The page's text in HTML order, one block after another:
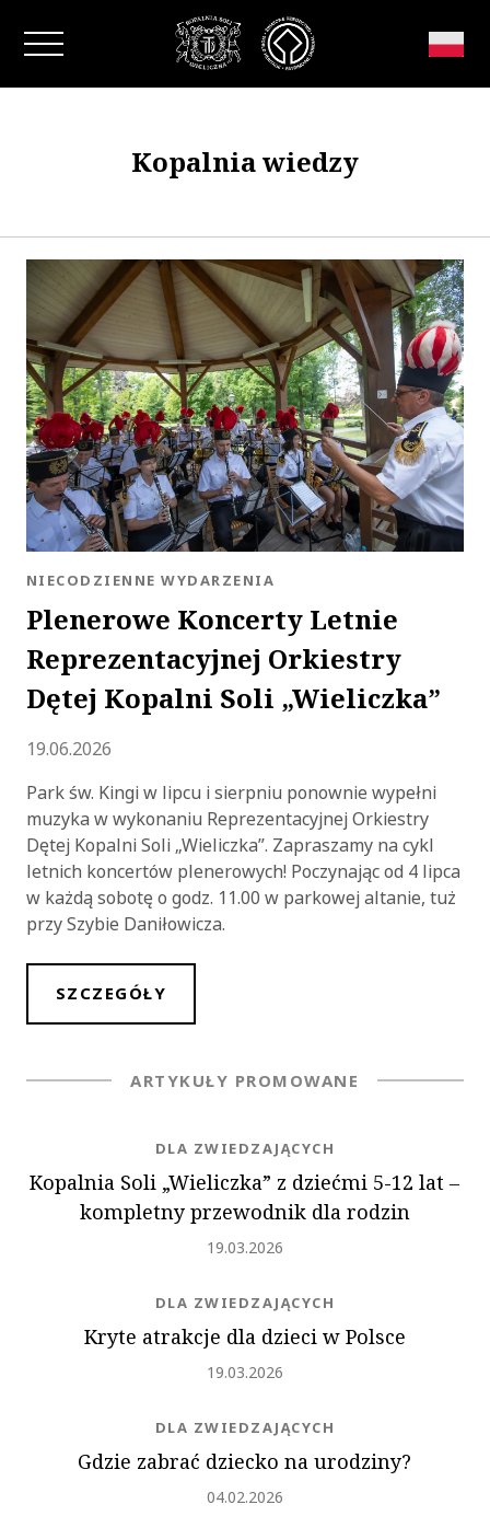
Zamknij okno
Kopalnia wiedzy
Plenerowe Koncerty Letnie
Reprezentacyjnej Orkiestry
Dętej Kopalni Soli „Wieliczka”
KATEGORIA:
NIECODZIENNE WYDARZENIA
Dodano
19.06.2026
Park św. Kingi w lipcu i sierpniu ponownie wypełni
muzyka w wykonaniu Reprezentacyjnej Orkiestry
Dętej Kopalni Soli „Wieliczka”. Zapraszamy na cykl
letnich koncertów plenerowych! Poczynając od 4 lipca
w każdą sobotę o godz. 11.00 w parkowej altanie, tuż
przy Szybie Daniłowicza.
SZCZEGÓŁY
ARTYKUŁY PROMOWANE
Kopalnia Soli „Wieliczka” z dziećmi 5-12 lat ‒
kompletny przewodnik dla rodzin
NEWS.CATEGORY
DLA ZWIEDZAJĄCYCH
Dodano
19.03.2026
Kryte atrakcje dla dzieci w Polsce
NEWS.CATEGORY
DLA ZWIEDZAJĄCYCH
Dodano
19.03.2026
Gdzie zabrać dziecko na urodziny?
NEWS.CATEGORY
DLA ZWIEDZAJĄCYCH
Dodano
04.02.2026